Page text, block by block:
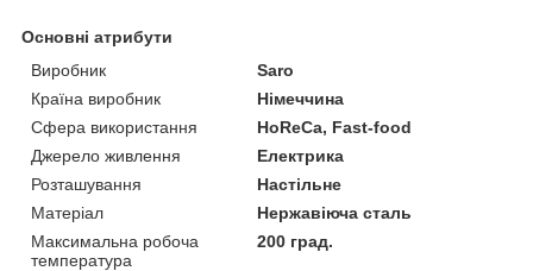
Основні атрибути
Виробник
Saro
Країна виробник
Німеччина
Сфера використання
HoReCa, Fast-food
Джерело живлення
Електрика
Розташування
Настільне
Матеріал
Нержавіюча сталь
Максимальна робоча
температура
200 град.